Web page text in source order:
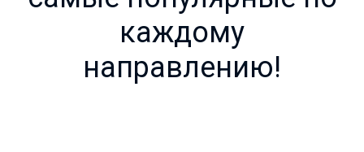
каждому
направлению!